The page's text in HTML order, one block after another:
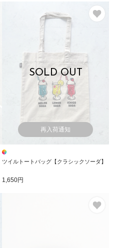
SOLD OUT
再入荷通知
ツイルトートバッグ【クラシックソーダ】
1,650円